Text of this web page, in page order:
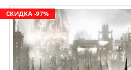
СКИДКА -97%